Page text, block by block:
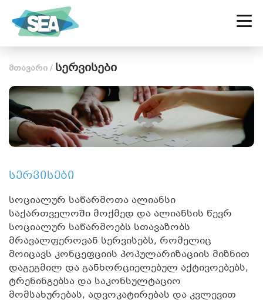
მთავარი / სერვისები
სერვისები
სოციალურ საწარმოთა ალიანსი
საქართველოში მოქმედ და ალიანსის წევრ
სოციალურ საწარმოებს სთავაზობს
მრავალფეროვან სერვისებს, რომელიც
მოიცავს კონცეფციის პოპულარიზაციის მიზნით
დაგეგმილ და განხორციელებულ აქტივოებებს,
ტრენინგებსა და საკონსულტაციო
მომსახურებას, ადვოკატირებას და კვლევით